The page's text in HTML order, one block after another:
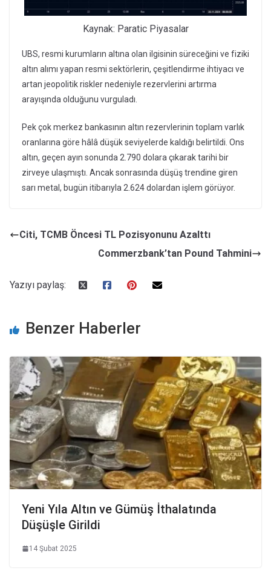
Kaynak: Paratic Piyasalar
UBS, resmi kurumların altına olan ilgisinin süreceğini ve fiziki
altın alımı yapan resmi sektörlerin, çeşitlendirme ihtiyacı ve
artan jeopolitik riskler nedeniyle rezervlerini artırma
arayışında olduğunu vurguladı.
Pek çok merkez bankasının altın rezervlerinin toplam varlık
oranlarına göre hâlâ düşük seviyelerde kaldığı belirtildi. Ons
altın, geçen ayın sonunda 2.790 dolara çıkarak tarihi bir
zirveye ulaşmıştı. Ancak sonrasında düşüş trendine giren
sarı metal, bugün itibarıyla 2.624 dolardan işlem görüyor.
Citi, TCMB Öncesi TL Pozisyonunu Azalttı
Commerzbank’tan Pound Tahmini
Yazıyı paylaş:
Benzer Haberler
Yeni Yıla Altın ve Gümüş İthalatında
Düşüşle Girildi
14 Şubat 2025